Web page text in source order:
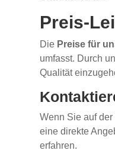
Preis-
Die Preise für
umfasst. Durch
Qualität
Wenn Sie auf
eine direkte
erfahren.